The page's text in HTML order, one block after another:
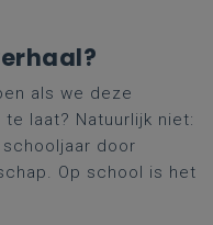
als we deze
laat? Natuurlijk niet:
door
Op school is het